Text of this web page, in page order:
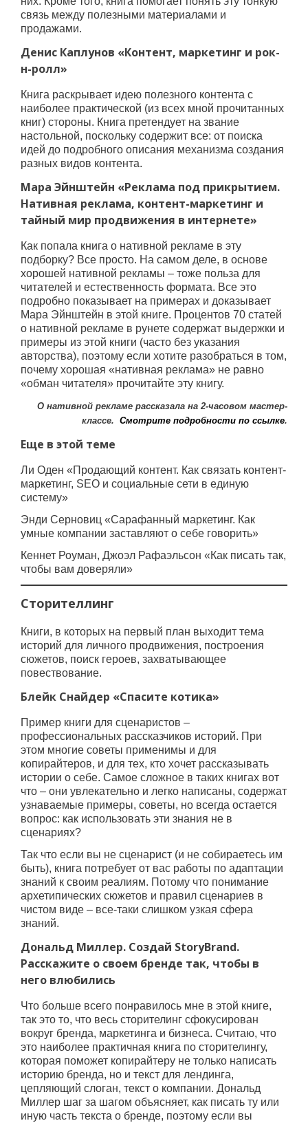
связь между полезными материалами и
продажами.
Денис Каплунов «Контент, маркетинг и рок-
н-ролл»
Книга раскрывает идею полезного контента с
наиболее практической (из всех мной прочитанных
книг) стороны. Книга претендует на звание
настольной, поскольку содержит все: от поиска
идей до подробного описания механизма создания
разных видов контента.
Мара Эйнштейн «Реклама под прикрытием.
Нативная реклама, контент-маркетинг и
тайный мир продвижения в интернете»
Как попала книга о нативной рекламе в эту
подборку? Все просто. На самом деле, в основе
хорошей нативной рекламы – тоже польза для
читателей и естественность формата. Все это
подробно показывает на примерах и доказывает
Мара Эйнштейн в этой книге. Процентов 70 статей
о нативной рекламе в рунете содержат выдержки и
примеры из этой книги (часто без указания
авторства), поэтому если хотите разобраться в том,
почему хорошая «нативная реклама» не равно
«обман читателя» прочитайте эту книгу.
О нативной рекламе рассказала на 2-часовом мастер-
классе. Смотрите подробности по ссылке.
Еще в этой теме
Ли Оден «Продающий контент. Как связать контент-
маркетинг, SEO и социальные сети в единую
систему»
Энди Серновиц «Сарафанный маркетинг. Как
умные компании заставляют о себе говорить»
Кеннет Роуман, Джоэл Рафаэльсон «Как писать так,
чтобы вам доверяли»
Сторителлинг
Книги, в которых на первый план выходит тема
историй для личного продвижения, построения
сюжетов, поиск героев, захватывающее
повествование.
Блейк Снайдер «Спасите котика»
Пример книги для сценаристов –
профессиональных рассказчиков историй. При
этом многие советы применимы и для
копирайтеров, и для тех, кто хочет рассказывать
истории о себе. Самое сложное в таких книгах вот
что – они увлекательно и легко написаны, содержат
узнаваемые примеры, советы, но всегда остается
вопрос: как использовать эти знания не в
сценариях?
Так что если вы не сценарист (и не собираетесь им
быть), книга потребует от вас работы по адаптации
знаний к своим реалиям. Потому что понимание
архетипических сюжетов и правил сценариев в
чистом виде – все-таки слишком узкая сфера
знаний.
Дональд Миллер. Создай StoryBrand.
Расскажите о своем бренде так, чтобы в
него влюбились
Что больше всего понравилось мне в этой книге,
так это то, что весь сторителинг сфокусирован
вокруг бренда, маркетинга и бизнеса. Считаю, что
это наиболее практичная книга по сторителингу,
которая поможет копирайтеру не только написать
историю бренда, но и текст для лендинга,
цепляющий слоган, текст о компании. Дональд
Миллер шаг за шагом объясняет, как писать ту или
иную часть текста о бренде, поэтому если вы